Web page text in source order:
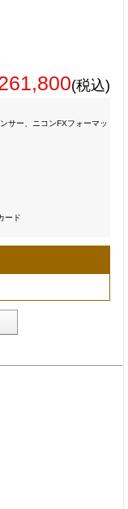
(税込)
サー、ニコンFXフォーマッ
ード